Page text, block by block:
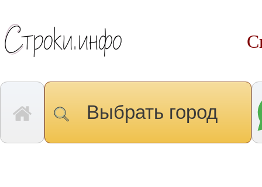
Выбрать город